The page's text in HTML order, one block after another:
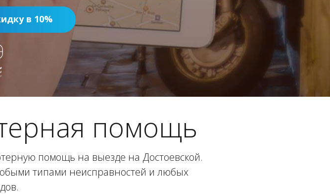
в 10%
помощь
помощь на выезде на Достоевской.
типами неисправностей и любых